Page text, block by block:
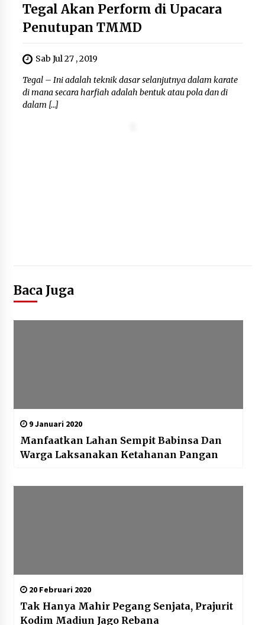
Tegal Akan Perform di Upacara
Penutupan TMMD
Sab Jul 27 , 2019
Tegal – Ini adalah teknik dasar selanjutnya dalam karate
di mana secara harfiah adalah bentuk atau pola dan di
dalam […]
Baca Juga
9 Januari 2020
Manfaatkan Lahan Sempit Babinsa Dan
Warga Laksanakan Ketahanan Pangan
20 Februari 2020
Tak Hanya Mahir Pegang Senjata, Prajurit
Kodim Madiun Jago Rebana